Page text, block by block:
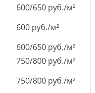
600/650 руб./м²
600 руб./м²
600/650 руб./м²
750/800 руб./м²
750/800 руб./м²